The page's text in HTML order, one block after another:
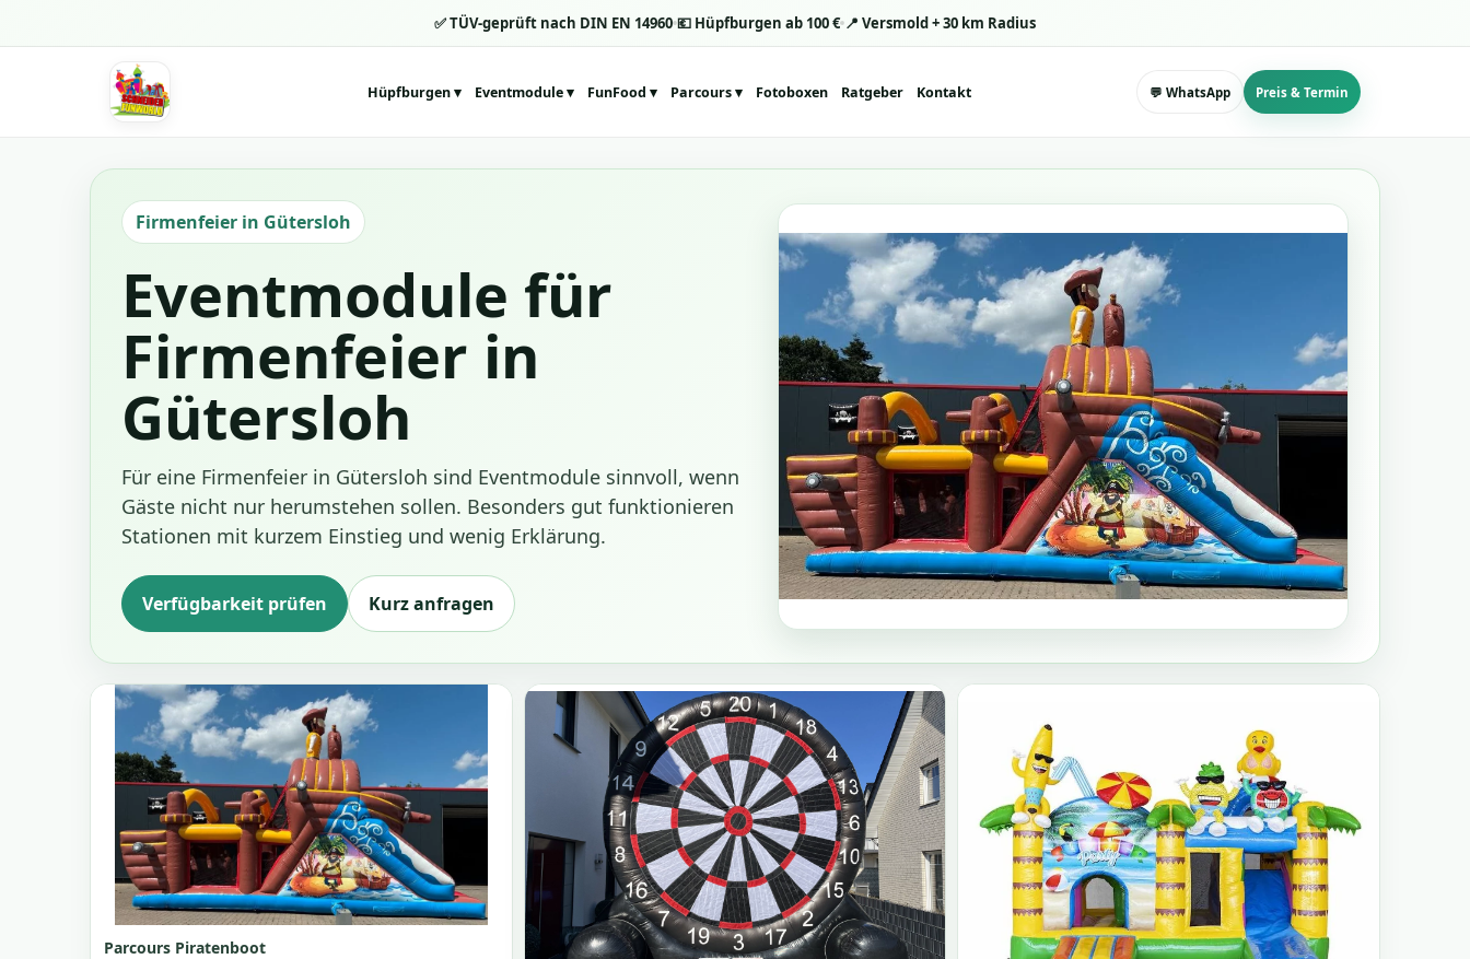
✅ TÜV-geprüft nach DIN EN 14960 💶 Hüpfburgen ab 100 € 📍 Versmold + 30 km Radius
Schneider Funworld Hüpfburgen ▾
📌 📍
🦄
🎨
🏴‍☠️
🧱
🚚
✨ ☀️
🦜
Eventmodule ▾
🎉 🎯
🧲
FunFood ▾
🍧 🧊
🍿
Parcours ▾
🏃 🏴‍☠️
🎨 🦜
Fotoboxen Ratgeber Kontakt 💬 WhatsApp Preis & Termin
Firmenfeier in Gütersloh
Eventmodule für
Firmenfeier in
Gütersloh
Für eine Firmenfeier in Gütersloh sind Eventmodule sinnvoll, wenn
Gäste nicht nur herumstehen sollen. Besonders gut funktionieren
Stationen mit kurzem Einstieg und wenig Erklärung.
Verfügbarkeit prüfen Kurz anfragen
Parcours Piratenboot